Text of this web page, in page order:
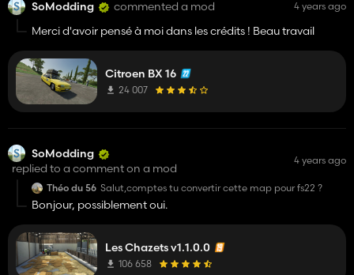
SoModding commented a mod 4 years ago
Merci d'avoir pensé à moi dans les crédits ! Beau travail
Citroen BX 16
24 007
SoModding
replied to a comment on a mod
4 years ago
Théo du 56 Salut,comptes tu convertir cette map pour fs22 ?
Bonjour, possiblement oui.
Les Chazets v1.1.0.0
106 658